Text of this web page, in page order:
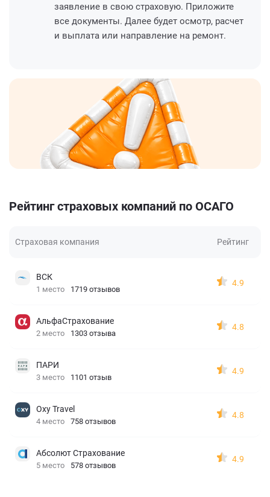
заявление в свою страховую. Приложите
все документы. Далее будет осмотр, расчет
и выплата или направление на ремонт.
Рейтинг страховых компаний по ОСАГО
Страховая компания Рейтинг
ВСК
1 место 1719 отзывов
4.9
АльфаСтрахование
2 место 1303 отзыва
4.8
ПАРИ
3 место 1101 отзыв
4.9
Oxy Travel
4 место 758 отзывов
4.8
Абсолют Страхование
5 место 578 отзывов
4.9